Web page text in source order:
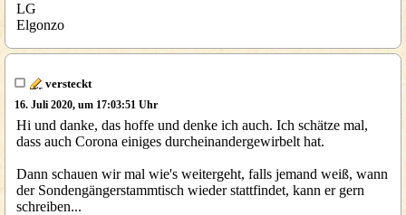
LG
Elgonzo
versteckt
16. Juli 2020, um 17:03:51 Uhr
Hi und danke, das hoffe und denke ich auch. Ich schätze mal,
dass auch Corona einiges durcheinandergewirbelt hat.
Dann schauen wir mal wie's weitergeht, falls jemand weiß, wann
der Sondengängerstammtisch wieder stattfindet, kann er gern
schreiben...